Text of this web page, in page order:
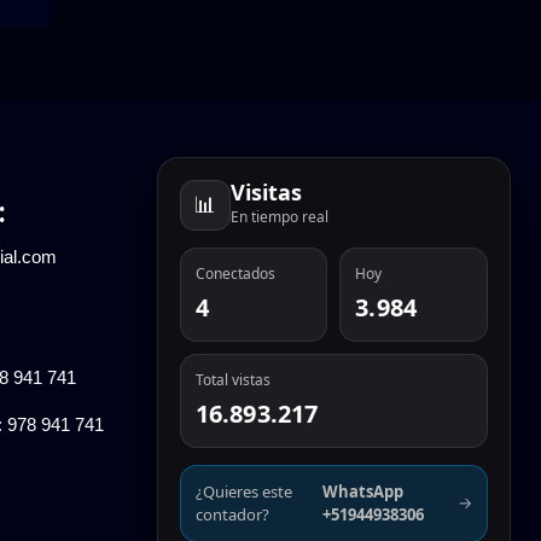
941 741
941 741
📊 Visitas
En tiempo real
Conectados
4
Hoy
3.984
Total vistas
16.893.217
¿Quieres este
contador?
WhatsApp
+51944938306
→